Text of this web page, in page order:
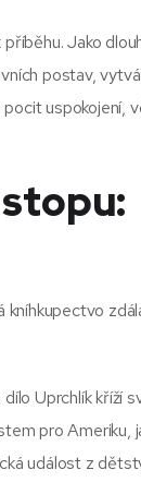
Jako
postav,
uspokojení,
kníhkupectvo
Uprchlík kříží
pro Ameriku,
událost z